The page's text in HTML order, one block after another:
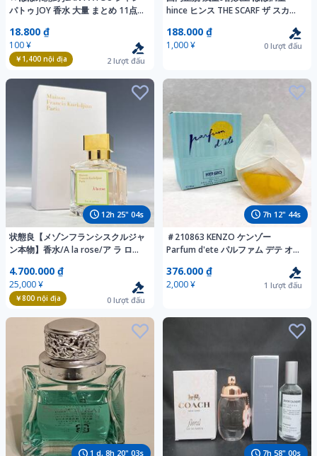
パトゥ JOY 香水 大量 まとめ 11点
出 全て未使用
18.800 ₫
100 ¥
￥1,400nội địa 2 lượt đấu
hince ヒンス THE SCARF ザ スカー
香水 フレグランス
188.000 ₫
1,000 ¥ 0 lượt đấu
12h 25" 02s
状態良【メゾンフランシスクルジャ
ン本物】香水/A la rose/ア ラ ロー
4.700.000 ₫
25,000 ¥
￥800nội địa 0 lượt đấu
7h 12" 42s
＃210863 KENZO ケンゾー
Parfum d'ete パルファム デテ オー
376.000 ₫
2,000 ¥ 1 lượt đấu
1 d, 8h 20" 01s 7h 57" 58s